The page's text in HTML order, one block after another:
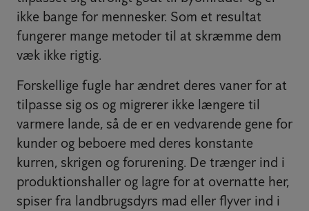
ikke bange for mennesker. Som et resultat
fungerer mange metoder til at skræmme dem
væk ikke rigtig.
Forskellige fugle har ændret deres vaner for at
tilpasse sig os og migrerer ikke længere til
varmere lande, så de er en vedvarende gene for
kunder og beboere med deres konstante
kurren, skrigen og forurening. De trænger ind i
produktionshaller og lagre for at overnatte her,
spiser fra landbrugsdyrs mad eller flyver ind i